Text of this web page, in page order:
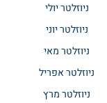
ניוזלטר יולי
ניוזלטר יוני
ניוזלטר מאי
ניוזלטר אפריל
ניוזלטר מרץ